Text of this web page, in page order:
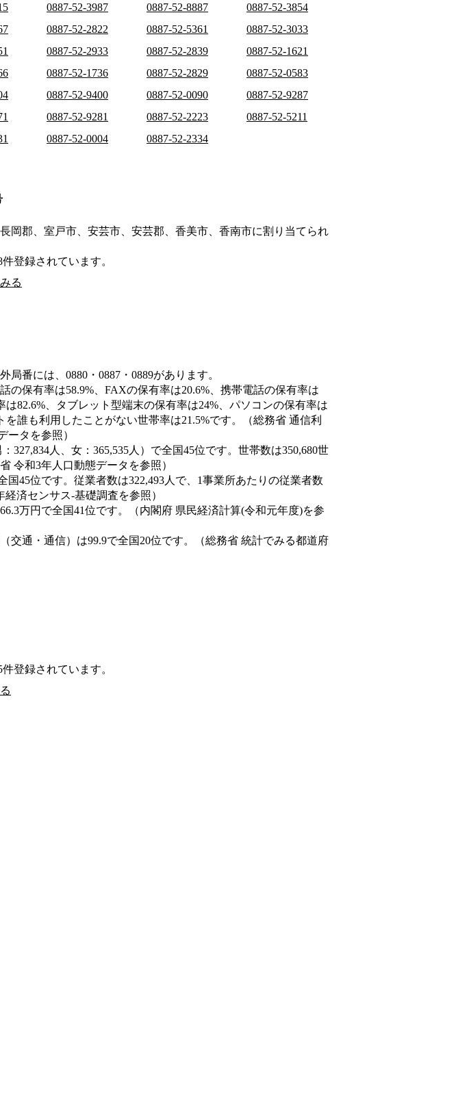
0887-52-3987 0887-52-8887
0887-52-3854
0887-52-2822 0887-52-5361
0887-52-3033
0887-52-2933 0887-52-2839
0887-52-1621
0887-52-1736 0887-52-2829
0887-52-0583
0887-52-9400 0887-52-0090
0887-52-9287
0887-52-9281 0887-52-2223
0887-52-5211
0887-52-0004 0887-52-2334
岡郡、室戸市、安芸市、安芸郡、香美市、香南市に割り当てられ
登録されています。
る
番には、0880・0887・0889があります。
の保有率は58.9%、FAXの保有率は20.6%、携帯電話の保有率は
は82.6%、タブレット型端末の保有率は24%、パソコンの保有率は
を誰も利用したことがない世帯率は21.5%です。（総務省 通信利
ータを参照）
327,834人、女：365,535人）で全国45位です。世帯数は350,680世
令和3年人口動態データを参照）
国45位です。従業者数は322,493人で、1事業所あたりの従業者数
済センサス‐基礎調査を参照）
万円で全国41位です。（内閣府 県民経済計算(令和元年度)を参
交通・通信）は99.9で全国20位です。（総務省 統計でみる都道府
登録されています。